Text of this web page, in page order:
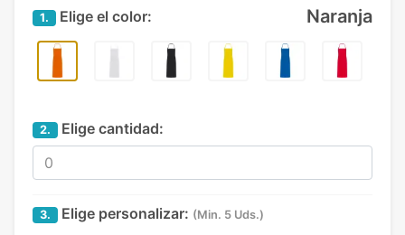
1. Elige el color: Naranja
2. Elige cantidad:
3. Elige personalizar: (Min. 5 Uds.)